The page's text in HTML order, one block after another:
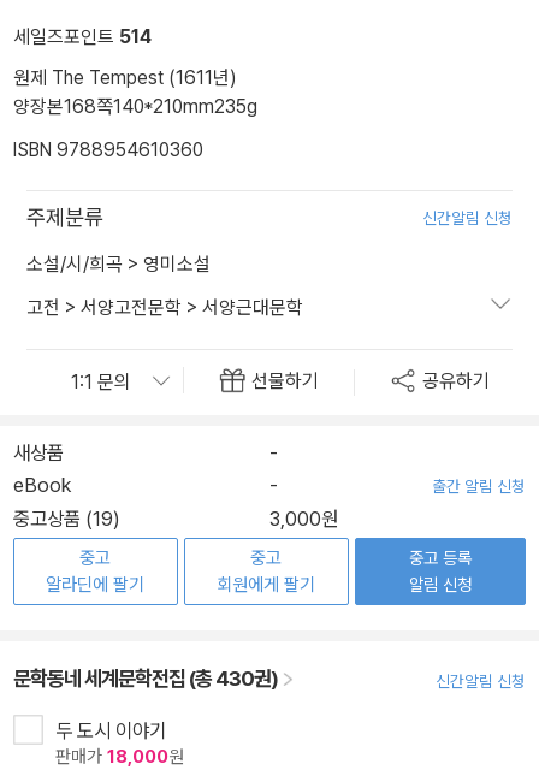
세일즈포인트 514
원제 The Tempest (1611년)
양장본168쪽140*210mm235g
ISBN 9788954610360
주제분류 신간알림 신청
소설/시/희곡 > 영미소설
고전 > 서양고전문학 > 서양근대문학
선물하기 공유하기
새상품
-
eBook
- 출간 알림 신청
중고상품 (19) 3,000원
중고
알라딘에 팔기
중고
회원에게 팔기
중고 등록
알림 신청
문학동네 세계문학전집 (총 430권) 신간알림 신청
두 도시 이야기
판매가 18,000원